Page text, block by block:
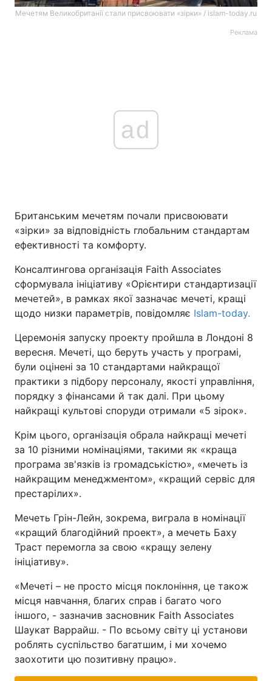
Мечетям Великобританії стали присвоювати «зірки» / islam-today.ru
Реклама
ad
Британським мечетям почали присвоювати
«зірки» за відповідність глобальним стандартам
ефективності та комфорту.
Консалтингова організація Faith Associates
сформувала ініціативу «Орієнтири стандартизації
мечетей», в рамках якої зазначає мечеті, кращі
щодо низки параметрів, повідомляє Islam-today.
Церемонія запуску проекту пройшла в Лондоні 8
вересня. Мечеті, що беруть участь у програмі,
були оцінені за 10 стандартами найкращої
практики з підбору персоналу, якості управління,
порядку з фінансами й так далі. При цьому
найкращі культові споруди отримали «5 зірок».
Крім цього, організація обрала найкращі мечеті
за 10 різними номінаціями, такими як «краща
програма зв'язків із громадськістю», «мечеть із
найкращим менеджментом», «кращий сервіс для
престарілих».
Мечеть Грін-Лейн, зокрема, виграла в номінації
«кращий благодійний проект», а мечеть Баху
Траст перемогла за свою «кращу зелену
ініціативу».
«Мечеті – не просто місця поклоніння, це також
місця навчання, благих справ і багато чого
іншого, - зазначив засновник Faith Associates
Шаукат Варрайш. - По всьому світу ці установи
роблять суспільство багатшим, і ми хочемо
заохотити цю позитивну працю».